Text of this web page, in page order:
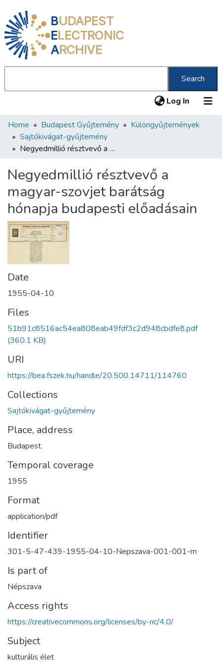
BUDAPEST
ELECTRONIC
ARCHIVE
Search
Log In (current)
Communities & Collections
All of DSpace
About us
Home Budapest Gyűjtemény
Különgyűjtemények
Sajtókivágat-gyűjtemény
Negyedmillió résztvevő a magyar-szovjet barátság hónapja budapesti előadásain
Negyedmillió résztvevő a
magyar-szovjet barátság
hónapja budapesti előadásain
Date
1955-04-10
Files
51b91c8516ac54ea808eab49fdf3c2d948cbdfe8.pdf
(360.1 KB)
URI
https://bea.fszek.hu/handle/20.500.14711/114760
Collections
Sajtókivágat-gyűjtemény
Place, address
Budapest
Temporal coverage
1955
Format
application/pdf
Identifier
301-5-47-439-1955-04-10-Nepszava-001-001-m
Is part of
Népszava
Access rights
https://creativecommons.org/licenses/by-nc/4.0/
Subject
kulturális élet